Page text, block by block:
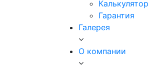
Калькулятор
Гарантия
Галерея
О компании